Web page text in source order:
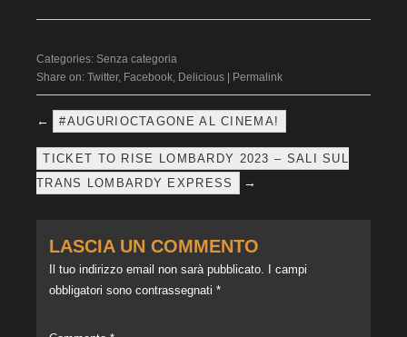
Categories: Senza categoria
Share on: Twitter, Facebook Delicious Permalink
← #AUGURIOCTAGONE AL CINEMA!
TICKET TO RISE LOMBARDY 2023 – SALI SUL
TRANS LOMBARDY EXPRESS
→
LASCIA UN COMMENTO
Il tuo indirizzo email non sarà pubblicato.
I campi
obbligatori sono contrassegnati*